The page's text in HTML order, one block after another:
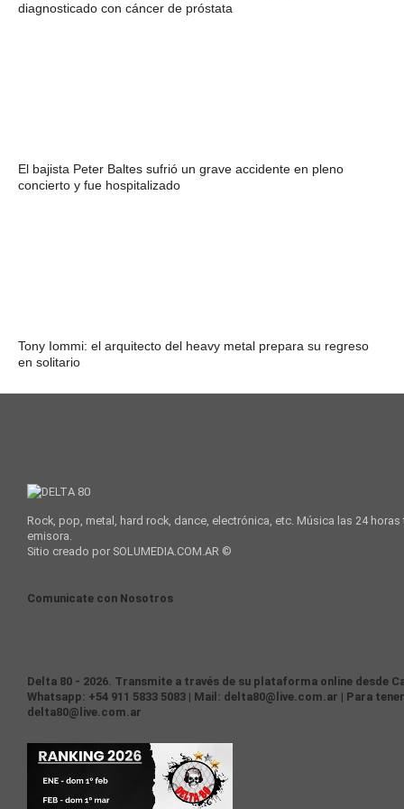
diagnosticado con cáncer de próstata
El bajista Peter Baltes sufrió un grave accidente en pleno
concierto y fue hospitalizado
Tony Iommi: el arquitecto del heavy metal prepara su regreso
en solitario
Rock, pop, metal, hard rock, dance, electrónica, etc. Música las 24
emisora.
Sitio creado por SOLUMEDIA.COM.AR ©
Comunicate con Nosotros
Delta 80 - 2026. Transmite a través de su plataforma online desde
Whatsapp: +54 911 5833 5083 | Mail: delta80@live.com.ar | Para
delta80@live.com.ar